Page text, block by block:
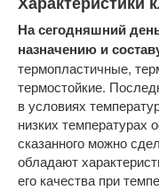
На сегодняшний
назначению и
термопластичные,
термостойкие.
в условиях
низких температурах
сказанного можно
обладают
его качества при